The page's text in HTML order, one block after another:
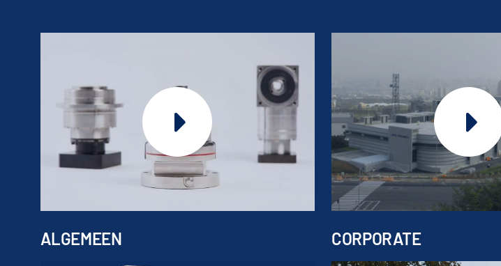
ALGEMEEN CORPORATE